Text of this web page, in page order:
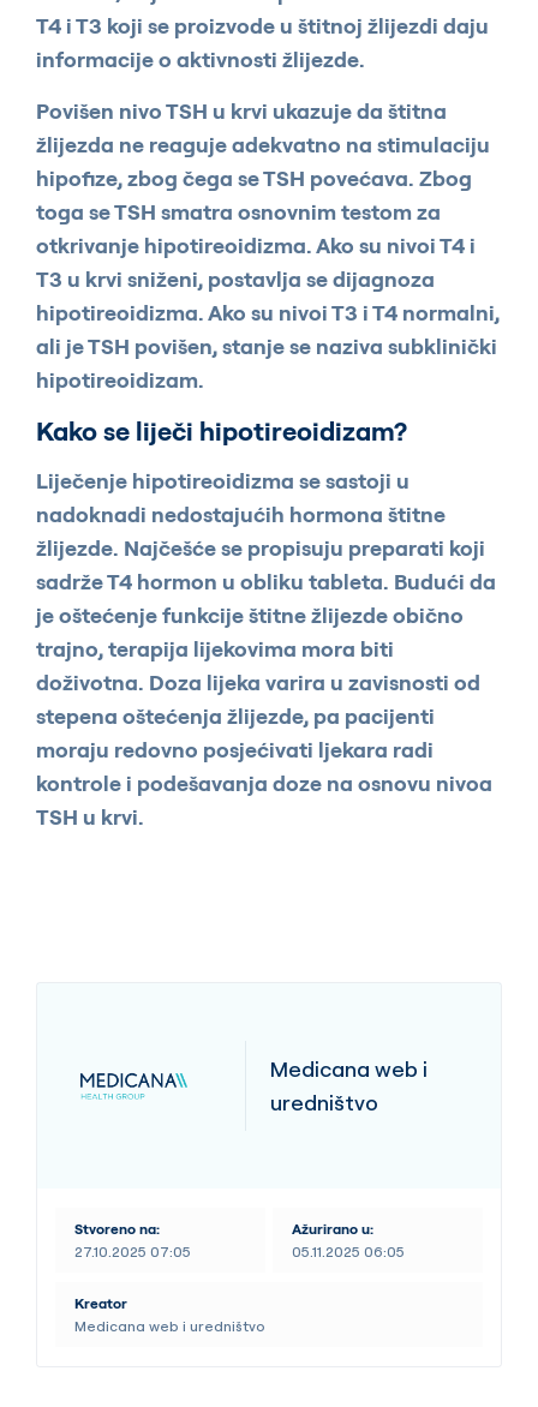
T4 i T3 koji se proizvode u štitnoj žlijezdi daju
informacije o aktivnosti žlijezde.
Povišen nivo TSH u krvi ukazuje da štitna
žlijezda ne reaguje adekvatno na stimulaciju
hipofize, zbog čega se TSH povećava. Zbog
toga se TSH smatra osnovnim testom za
otkrivanje hipotireoidizma. Ako su nivoi T4 i
T3 u krvi sniženi, postavlja se dijagnoza
hipotireoidizma. Ako su nivoi T3 i T4 normalni,
ali je TSH povišen, stanje se naziva subklinički
hipotireoidizam.
Kako se liječi hipotireoidizam?
Liječenje hipotireoidizma se sastoji u
nadoknadi nedostajućih hormona štitne
žlijezde. Najčešće se propisuju preparati koji
sadrže T4 hormon u obliku tableta. Budući da
je oštećenje funkcije štitne žlijezde obično
trajno, terapija lijekovima mora biti
doživotna. Doza lijeka varira u zavisnosti od
stepena oštećenja žlijezde, pa pacijenti
moraju redovno posjećivati ljekara radi
kontrole i podešavanja doze na osnovu nivoa
TSH u krvi.
Medicana web i
uredništvo
Stvoreno na:
27.10.2025 07:05
Ažurirano u:
05.11.2025 06:05
Kreator
Medicana web i uredništvo